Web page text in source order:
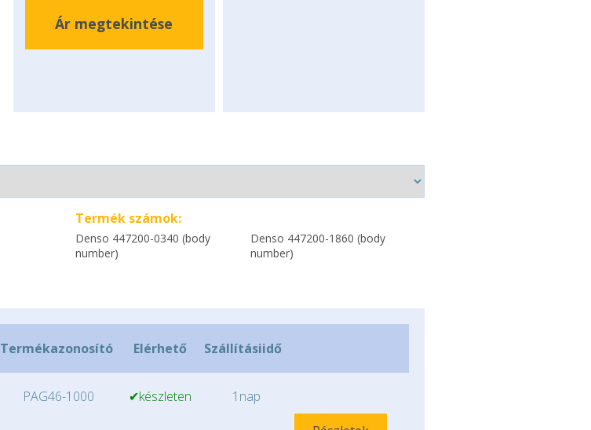
Ár megtekintése
Termék számok:
Denso 447200-0340 (body
number)
Denso 447200-1860 (body
number)
Termékazonosító Elérhető Szállításiidő
PAG46-1000 ✔készleten
1nap